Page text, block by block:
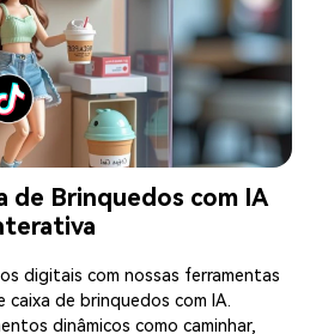
de Brinquedos com IA
digitais com nossas ferramentas
caixa de brinquedos com IA.
dinâmicos como caminhar,